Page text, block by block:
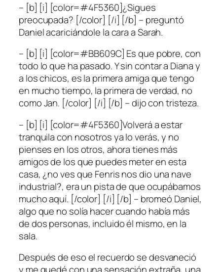
– [b] [i] [color=#4F5360]¿Sigues
preocupada? [/color] [/i] [/b] – preguntó
Daniel acariciándole la cara a Sarah.
– [b] [i] [color=#BB609C] Es que pobre, con
todo lo que ha pasado. Y sin contar a Diana y
a los chicos, es la primera amiga que tengo
en mucho tiempo, la primera de verdad, no
como Jan. [/color] [/i] [/b] – dijo con tristeza.
– [b] [i] [color=#4F5360]Volverá a estar
tranquila con nosotros ya lo verás, y no
pienses en los otros, ahora tienes más
amigos de los que puedes meter en esta
casa, ¿no ves que Fenris nos dio una nave
industrial?, era un pista de que ocupábamos
mucho aquí. [/color] [/i] [/b] – bromeó Daniel,
algo que no solía hacer cuando había más
de dos personas, incluido él mismo, en la
sala.
Después de eso el recuerdo se desvaneció